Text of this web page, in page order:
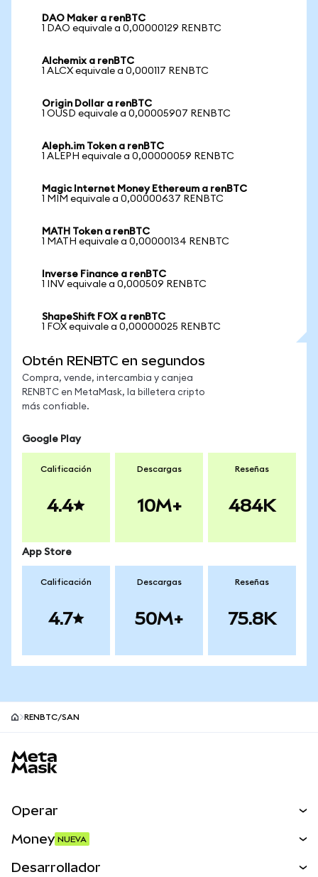
DAO Maker a renBTC
1 DAO equivale a 0,00000129 RENBTC
Alchemix a renBTC
1 ALCX equivale a 0,000117 RENBTC
Origin Dollar a renBTC
1 OUSD equivale a 0,00005907 RENBTC
Aleph.im Token a renBTC
1 ALEPH equivale a 0,00000059 RENBTC
Magic Internet Money Ethereum a renBTC
1 MIM equivale a 0,00000637 RENBTC
MATH Token a renBTC
1 MATH equivale a 0,00000134 RENBTC
Inverse Finance a renBTC
1 INV equivale a 0,000509 RENBTC
ShapeShift FOX a renBTC
1 FOX equivale a 0,00000025 RENBTC
Obtén RENBTC en segundos
Compra, vende, intercambia y canjea
RENBTC en MetaMask, la billetera cripto
más confiable.
Google Play
Calificación
4.4
Descargas
10M+
Reseñas
484K
App Store
Calificación
4.7
Descargas
50M+
Reseñas
75.8K
RENBTC/SAN
Operar
Money NUEVA
Desarrollador